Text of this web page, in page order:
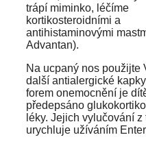
trápí miminko, léčíme
kortikosteroidními a
antihistaminovými
Advantan).
Na ucpaný nos použijte
další antialergické
forem onemocnění je
předepsáno
léky. Jejich vylučování z
urychluje užíváním